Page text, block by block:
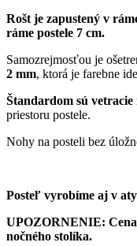
Rošt je zapustený v
ráme postele 7 cm.
Samozrejmosťou je
2 mm, ktorá je farebne
Štandardom sú
priestoru postele.
Nohy na posteli bez
Posteľ vyrobíme aj v
UPOZORNENIE: Cena
nočného stolíka.